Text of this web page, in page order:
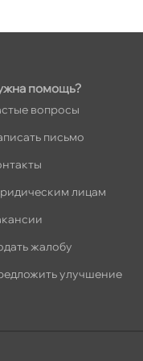
0 шт
помощь?
вопросы
письмо
лицам
жалобу
улучшение